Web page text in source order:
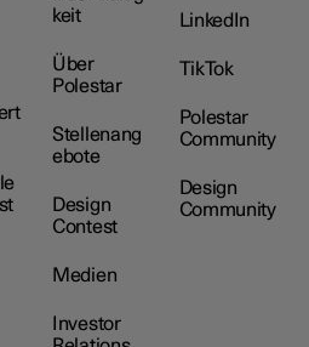
keit
Über
Polestar
Stellenang
ebote
Design
Contest
Medien
Investor
LinkedIn
TikTok
Polestar
Community
Design
Community